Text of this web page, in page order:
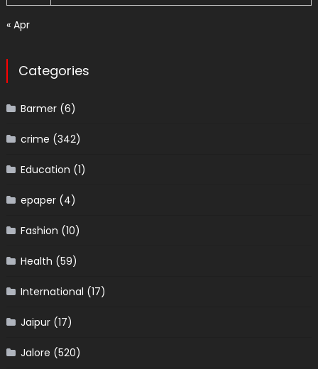
« Apr
Categories
Barmer(6)
crime (342)
Education (1)
epaper(4)
Fashion (10)
Health (59)
International (17)
Jaipur(17)
Jalore (520)